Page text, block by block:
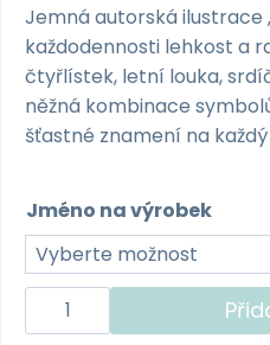
Jemná autorská ilustrace
každodennosti lehkost a
čtyřlístek, letní louka,
něžná kombinace
šťastné znamení na každý
Jméno na výrobek
Plecháček
300ml